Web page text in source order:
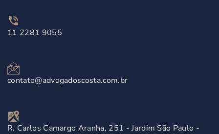
11 2281 9055
contato@advogadoscosta.com.br
R. Carlos Camargo Aranha, 251 - Jardim São Paulo -